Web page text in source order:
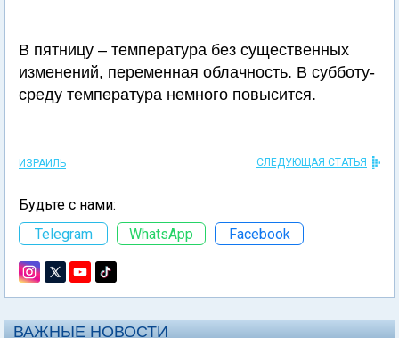
В пятницу – температура без существенных
изменений, переменная облачность. В субботу-
среду температура немного повысится.
ИЗРАИЛЬ СЛЕДУЮЩАЯ СТАТЬЯ
Будьте с нами:
Telegram
WhatsApp Facebook
ВАЖНЫЕ НОВОСТИ